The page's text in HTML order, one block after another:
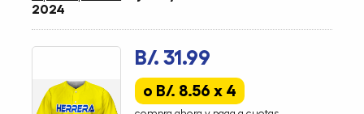
2024
B/. 31.99
o B/. 8.56 x 4